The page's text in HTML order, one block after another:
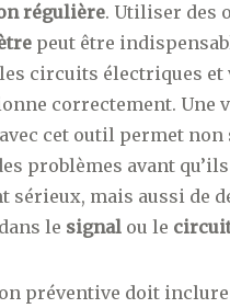
régulière. Utiliser des
peut être
circuits électriques et
correctement. Une
cet outil permet non
problèmes avant
sérieux, mais aussi de
le signal ou le
préventive doit inclure